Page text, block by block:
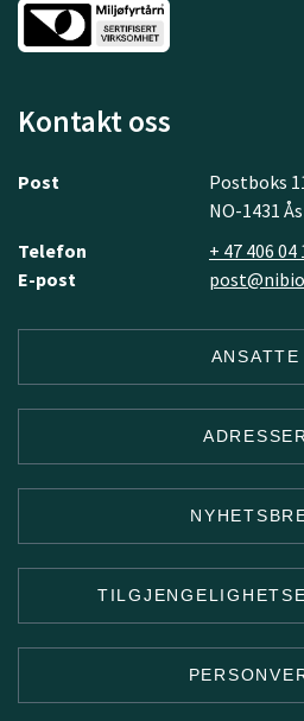
Kontakt oss
Post
Postboks
NO-1431 Ås
Telefon
+ 47 406 04
E-post
ANSATTE